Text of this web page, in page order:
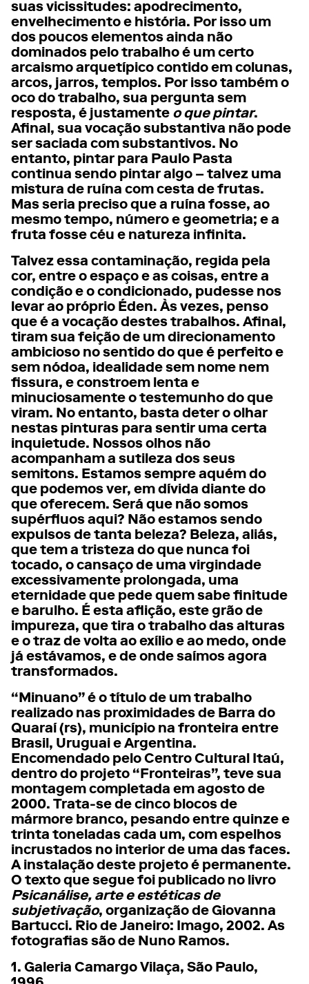
suas vicissitudes: apodrecimento,
envelhecimento e história. Por isso um
dos poucos elementos ainda não
dominados pelo trabalho é um certo
arcaismo arquetípico contido em colunas,
arcos, jarros, templos. Por isso também o
oco do trabalho, sua pergunta sem
resposta, é justamente o que pintar.
Afinal, sua vocação substantiva não pode
ser saciada com substantivos. No
entanto, pintar para Paulo Pasta
continua sendo pintar algo – talvez uma
mistura de ruína com cesta de frutas.
Mas seria preciso que a ruína fosse, ao
mesmo tempo, número e geometria; e a
fruta fosse céu e natureza infinita.
Talvez essa contaminação, regida pela
cor, entre o espaço e as coisas, entre a
condição e o condicionado, pudesse nos
levar ao próprio Éden. Às vezes, penso
que é a vocação destes trabalhos. Afinal,
tiram sua feição de um direcionamento
ambicioso no sentido do que é perfeito e
sem nódoa, idealidade sem nome nem
fissura, e constroem lenta e
minuciosamente o testemunho do que
viram. No entanto, basta deter o olhar
nestas pinturas para sentir uma certa
inquietude. Nossos olhos não
acompanham a sutileza dos seus
semitons. Estamos sempre aquém do
que podemos ver, em dívida diante do
que oferecem. Será que não somos
supérfluos aqui? Não estamos sendo
expulsos de tanta beleza? Beleza, aliás,
que tem a tristeza do que nunca foi
tocado, o cansaço de uma virgindade
excessivamente prolongada, uma
eternidade que pede quem sabe finitude
e barulho. É esta aflição, este grão de
impureza, que tira o trabalho das alturas
e o traz de volta ao exílio e ao medo, onde
já estávamos, e de onde saímos agora
transformados.
“Minuano” é o título de um trabalho
realizado nas proximidades de Barra do
Quaraí (rs), município na fronteira entre
Brasil, Uruguai e Argentina.
Encomendado pelo Centro Cultural Itaú,
dentro do projeto “Fronteiras”, teve sua
montagem completada em agosto de
2000. Trata-se de cinco blocos de
mármore branco, pesando entre quinze e
trinta toneladas cada um, com espelhos
incrustados no interior de uma das faces.
A instalação deste projeto é permanente.
O texto que segue foi publicado no livro
Psicanálise, arte e estéticas de
subjetivação, organização de Giovanna
Bartucci. Rio de Janeiro: Imago, 2002. As
fotografias são de Nuno Ramos.
1. Galeria Camargo Vilaça, São Paulo,